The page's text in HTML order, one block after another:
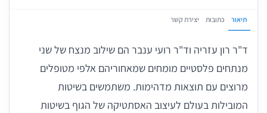
תיאור כתובות יצירת קשר
ד"ר רון עזריה וד"ר רועי ענבר הם שילוב מנצח של שני
מנתחים פלסטיים מומחים שמאחוריהם אלפי מטופלים
מרוצים עם תוצאות מדהימות. משתמשים בשיטות
המובילות בעולם לעיצוב האסתטיקה של הגוף בשיטות